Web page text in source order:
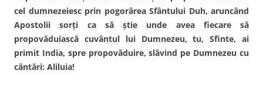
cel dumnezeiesc prin pogorârea Sfântului Duh, aruncând
Apostolii sorţi ca să ştie unde avea fiecare să
propovăduiască cuvântul lui Dumnezeu, tu, Sfinte, ai
primit India, spre propovăduire, slăvind pe Dumnezeu cu
cântări: Aliluia!